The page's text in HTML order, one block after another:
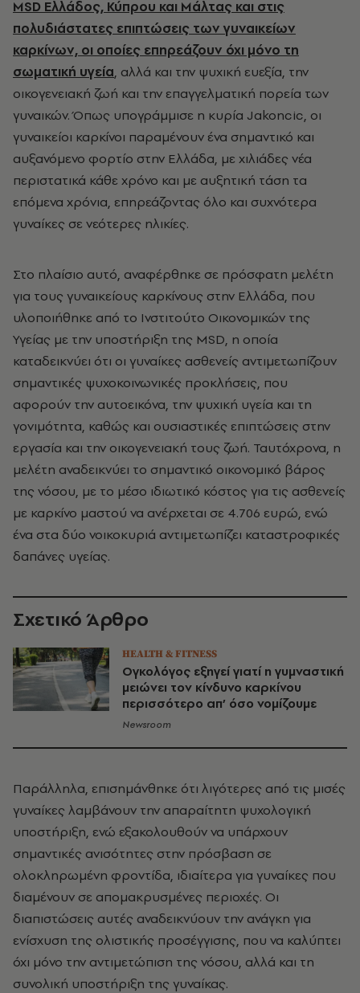
MSD Ελλάδος, Κύπρου και Μάλτας και στις
πολυδιάστατες επιπτώσεις των γυναικείων
καρκίνων, οι οποίες επηρεάζουν όχι μόνο τη
σωματική υγεία, αλλά και την ψυχική ευεξία, την
οικογενειακή ζωή και την επαγγελματική πορεία των
γυναικών. Όπως υπογράμμισε η κυρία Jakoncic, οι
γυναικείοι καρκίνοι παραμένουν ένα σημαντικό και
αυξανόμενο φορτίο στην Ελλάδα, με χιλιάδες νέα
περιστατικά κάθε χρόνο και με αυξητική τάση τα
επόμενα χρόνια, επηρεάζοντας όλο και συχνότερα
γυναίκες σε νεότερες ηλικίες.
Στο πλαίσιο αυτό, αναφέρθηκε σε πρόσφατη μελέτη
για τους γυναικείους καρκίνους στην Ελλάδα, που
υλοποιήθηκε από το Ινστιτούτο Οικονομικών της
Υγείας με την υποστήριξη της MSD, η οποία
καταδεικνύει ότι οι γυναίκες ασθενείς αντιμετωπίζουν
σημαντικές ψυχοκοινωνικές προκλήσεις, που
αφορούν την αυτοεικόνα, την ψυχική υγεία και τη
γονιμότητα, καθώς και ουσιαστικές επιπτώσεις στην
εργασία και την οικογενειακή τους ζωή. Ταυτόχρονα, η
μελέτη αναδεικνύει το σημαντικό οικονομικό βάρος
της νόσου, με το μέσο ιδιωτικό κόστος για τις ασθενείς
με καρκίνο μαστού να ανέρχεται σε 4.706 ευρώ, ενώ
ένα στα δύο νοικοκυριά αντιμετωπίζει καταστροφικές
δαπάνες υγείας.
Σχετικό Άρθρο
HEALTH & FITNESS
Ογκολόγος εξηγεί γιατί η γυμναστική
μειώνει τον κίνδυνο καρκίνου
περισσότερο απ’ όσο νομίζουμε
Newsroom
Παράλληλα, επισημάνθηκε ότι λιγότερες από τις μισές
γυναίκες λαμβάνουν την απαραίτητη ψυχολογική
υποστήριξη, ενώ εξακολουθούν να υπάρχουν
σημαντικές ανισότητες στην πρόσβαση σε
ολοκληρωμένη φροντίδα, ιδιαίτερα για γυναίκες που
διαμένουν σε απομακρυσμένες περιοχές. Οι
διαπιστώσεις αυτές αναδεικνύουν την ανάγκη για
ενίσχυση της ολιστικής προσέγγισης, που να καλύπτει
όχι μόνο την αντιμετώπιση της νόσου, αλλά και τη
συνολική υποστήριξη της γυναίκας.